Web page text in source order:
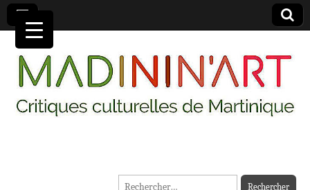
MADININ'ART
Rechercher :